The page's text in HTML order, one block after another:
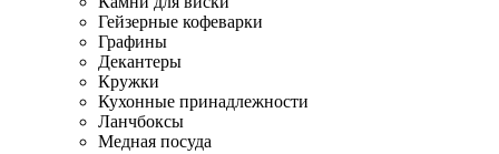
Гейзерные кофеварки
Графины
Декантеры
Кружки
Кухонные принадлежности
Ланчбоксы
Медная посуда